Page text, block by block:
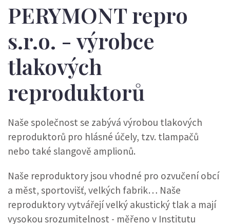
PERYMONT repro
s.r.o. - výrobce
tlakových
reproduktorů
Naše společnost se zabývá výrobou tlakových
reproduktorů pro hlásné účely, tzv. tlampačů
nebo také slangově amplionů.
Naše reproduktory jsou vhodné pro ozvučení obcí
a měst, sportovišť, velkých fabrik… Naše
reproduktory vytvářejí velký akustický tlak a mají
vysokou srozumitelnost - měřeno v Institutu